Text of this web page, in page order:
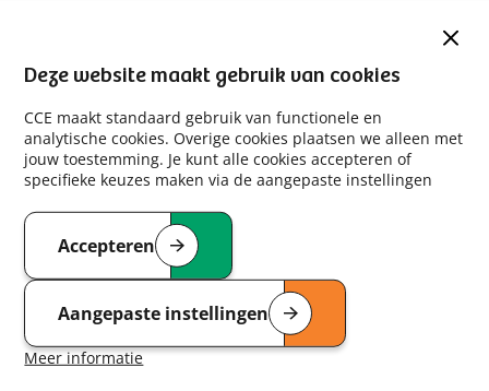
Deze website maakt gebruik van cookies
CCE maakt standaard gebruik van functionele en
analytische cookies. Overige cookies plaatsen we alleen met
jouw toestemming. Je kunt alle cookies accepteren of
specifieke keuzes maken via de aangepaste instellingen
Accepteren
van de cookies die deze website gebruikt
Aangepaste instellingen
van de te accepteren cookies
Meer informatieover cookies op deze website
link)link)link)link)